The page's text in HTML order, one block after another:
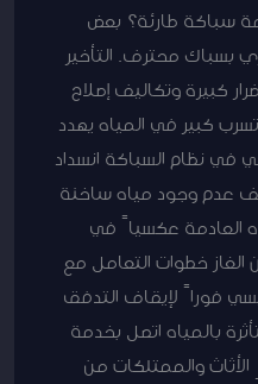
سباكة طارئة؟ بعض
بسباك محترف. التأخير
كبيرة وتكاليف إصلاح
كبير في المياه يهدد
في نظام السباكة انسداد
عدم وجود مياه ساخنة
العادمة عكسياً في
الغاز خطوات التعامل مع
فوراً لإيقاف التدفق
بالمياه اتصل بخدمة
والممتلكات من